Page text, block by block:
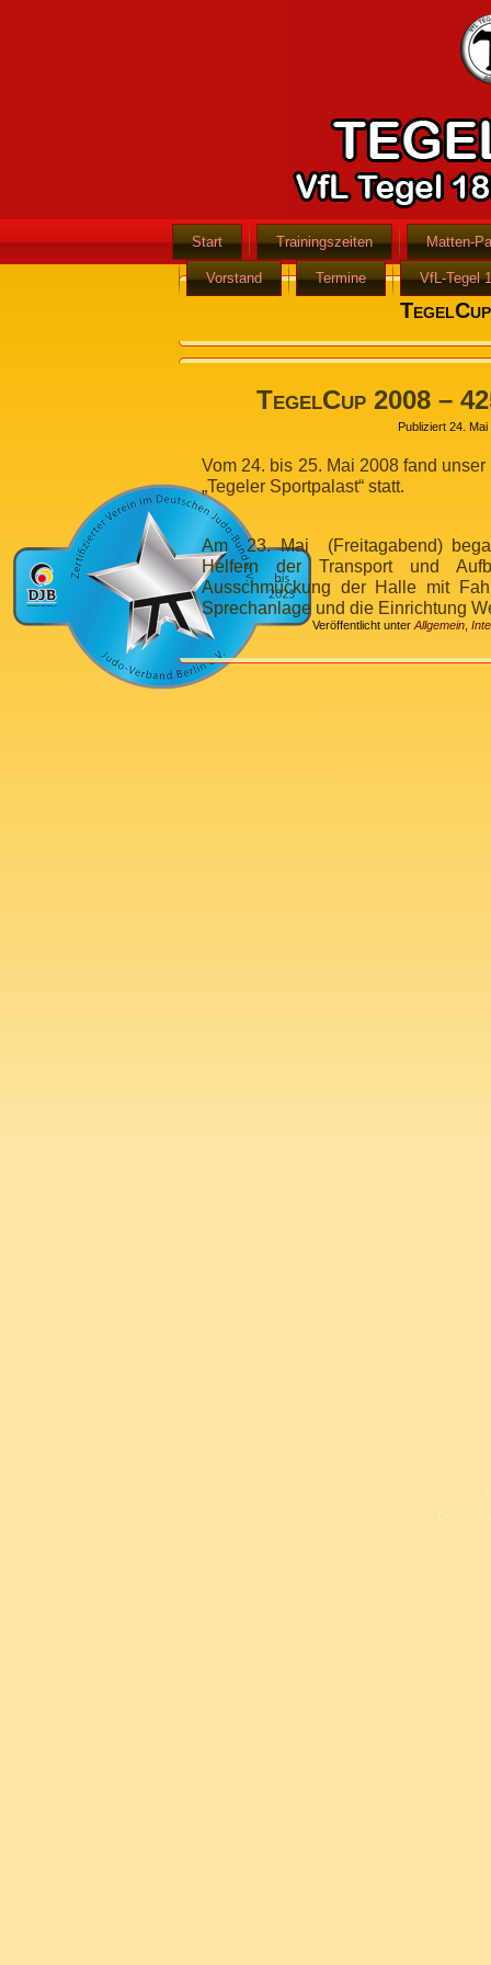
Start Trainingszeiten Matten-
Vorstand Termine VfL-Tegel
TegelCup
TegelCup 2008 –
Publiziert 24. Mai
Vom 24. bis 25. Mai 2008 fand
„Tegeler Sportpalast“ statt.
Am 23. Mai (Freitagabend)
Helfern der Transport und
Ausschmückung der Halle mit
Sprechanlage und die Einrichtung
Veröffentlicht unter Allgemein